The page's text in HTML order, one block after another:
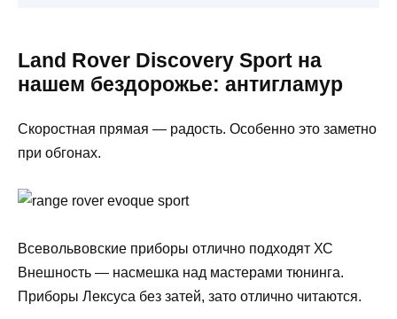
Land Rover Discovery Sport на
нашем бездорожье: антигламур
Скоростная прямая — радость. Особенно это заметно
при обгонах.
Всевольвовские приборы отлично подходят ХС
Внешность — насмешка над мастерами тюнинга.
Приборы Лексуса без затей, зато отлично читаются.